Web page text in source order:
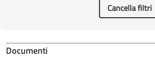
Cancella filtri
Documenti